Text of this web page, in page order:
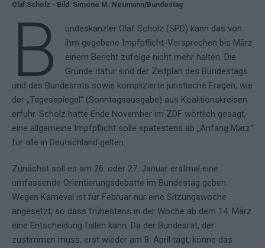
Olaf Scholz - Bild: Simone M. Neumann/Bundestag
B
undeskanzler Olaf Scholz (SPD) kann das von
ihm gegebene Impfpflicht-Versprechen bis März
einem Bericht zufolge nicht mehr halten. Die
Gründe dafür sind der Zeitplan des Bundestags
und des Bundesrats sowie komplizierte juristische Fragen, wie
der „Tagesspiegel“ (Sonntagsausgabe) aus Koalitionskreisen
erfuhr. Scholz hatte Ende November im ZDF wörtlich gesagt,
eine allgemeine Impfpflicht solle spätestens ab „Anfang März“
für alle in Deutschland gelten.
Zunächst soll es am 26. oder 27. Januar erstmal eine
umfassende Orientierungsdebatte im Bundestag geben.
Wegen Karneval ist für Februar nur eine Sitzungswoche
angesetzt, so dass frühestens in der Woche ab dem 14. März
eine Entscheidung fallen kann. Da der Bundesrat, der
zustimmen muss, erst wieder am 8. April tagt, könne das